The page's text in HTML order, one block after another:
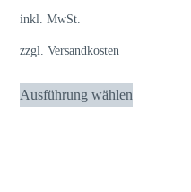
inkl. MwSt.
zzgl.Versandkosten
Ausführung wählen
Dieses
Produkt